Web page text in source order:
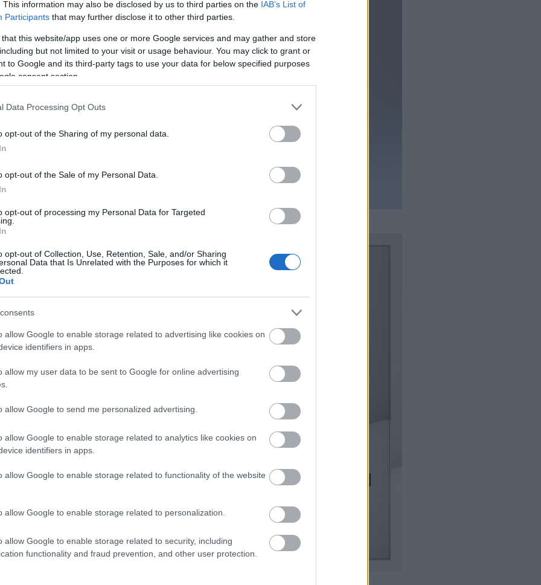
This information may also be disclosed by us to third parties on the IAB’s List of
Participants that may further disclose it to other third parties.
that this website/app uses one or more Google services and may gather and store
but not limited to your visit or usage behaviour. You may click to grant or
to Google and its third-party tags to use your data for below specified purposes
consent section.
Data Processing Opt Outs
opt-out of the Sharing of my personal data.
opt-out of the Sale of my Personal Data.
opt-out of processing my Personal Data for Targeted
opt-out of Collection, Use, Retention, Sale, and/or Sharing
Data that Is Unrelated with the Purposes for which it
allow Google to enable storage related to advertising like cookies on
identifiers in apps.
allow my user data to be sent to Google for online advertising
allow Google to send me personalized advertising.
allow Google to enable storage related to analytics like cookies on
identifiers in apps.
allow Google to enable storage related to functionality of the website
allow Google to enable storage related to personalization.
allow Google to enable storage related to security, including
functionality and fraud prevention, and other user protection.
árak
a piaci
LEGO, van
most ilyen
El lehet
833
el véle!
használtan
17:50 )